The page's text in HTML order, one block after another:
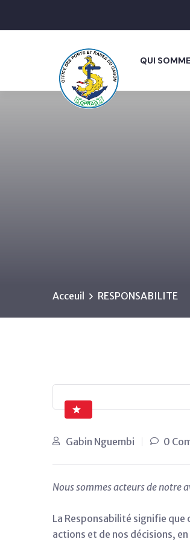
QUI
Acceuil RESPONSABILITE
Gabin Nguembi 0
Nous sommes acteurs de notre
La Responsabilité signifie que
actions et de nos décisions,